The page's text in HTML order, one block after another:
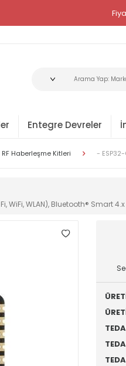
Entegre Devreler
RF Haberleşme Kitleri -
WLAN), Bluetooth® Smart